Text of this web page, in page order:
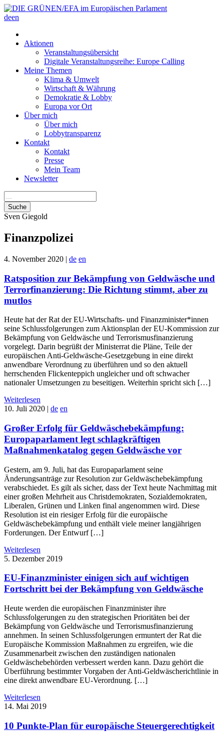
deen
Aktionen
Veranstaltungsübersicht
Digitale Veranstaltungsreihe: Europe Calling
Meine Themen
Klima & Umwelt
Wirtschaft & Währung
Demokratie & Lobby
Europa vor Ort
Über mich
Über mich
Lobbytransparenz
Kontakt
Kontakt
Presse
Mein Team
Newsletter
Suche
Sven Giegold
Finanzpolizei
4. November 2020 | de en
Ratsposition zur Bekämpfung von Geldwäsche und
Terrorfinanzierung: Die Richtung stimmt, aber zu
mutlos
Heute hat der Rat der EU-Wirtschafts- und Finanzminister*innen
seine Schlussfolgerungen zum Aktionsplan der EU-Kommission zur
Bekämpfung von Geldwäsche und Terrorismusfinanzierung
vorgelegt. Darin begrüßt der Ministerrat die Pläne, Teile der
europäischen Anti-Geldwäsche-Gesetzgebung in eine direkt
anwendbare Verordnung zu überführen und so den aktuell
herrschenden Flickenteppich ungleicher und oft schwacher
nationaler Umsetzungen zu beseitigen. Weiterhin spricht sich […]
Weiterlesen
10. Juli 2020 | de en
Großer Erfolg für Geldwäschebekämpfung:
Europaparlament legt schlagkräftigen
Maßnahmenkatalog gegen Geldwäsche vor
Gestern, am 9. Juli, hat das Europaparlament seine
Änderungsanträge zur Resolution zur Geldwäschebekämpfung
verabschiedet. Es gilt als sicher, dass der Text heute Nachmittag mit
einer großen Mehrheit aus Christdemokraten, Sozialdemokraten,
Liberalen, Grünen und Linken final angenommen wird. Diese
Resolution ist ein riesiger Erfolg für die europäische
Geldwäschebekämpfung und enthält viele meiner langjährigen
Forderungen. Der Entwurf […]
Weiterlesen
5. Dezember 2019
EU-Finanzminister einigen sich auf wichtigen
Fortschritt bei der Bekämpfung von Geldwäsche
Heute werden die europäischen Finanzminister ihre
Schlussfolgerungen zu den strategischen Prioritäten bei der
Bekämpfung von Geldwäsche und Terrorismusfinanzierung
annehmen. In seinen Schlussfolgerungen ermuntert der Rat die
Europäische Kommission Maßnahmen zu ergreifen, wie die
Zusammenarbeit zwischen den zuständigen nationalen
Geldwäschebehörden verbessert werden kann. Dazu gehört die
Überführung bestimmter Vorgaben der Anti-Geldwäscherichtlinie in
eine direkt anwendbare EU-Verordnung. […]
Weiterlesen
14. Mai 2019
10 Punkte-Plan für europäische Steuergerechtigkeit